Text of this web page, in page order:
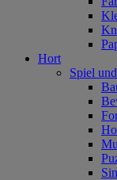
Hort
Spiel